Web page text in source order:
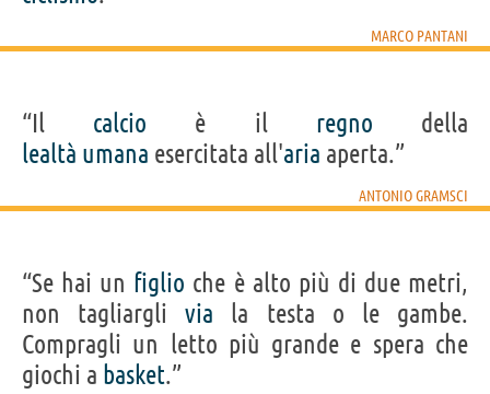
MARCO PANTANI
“Il calcio è il regno della
lealtà umana esercitata all'aria aperta.”
ANTONIO GRAMSCI
“Se hai un figlio che è alto più di due metri,
non tagliarglivia la testa o le gambe.
Compragli un letto più grande e spera che
giochi a basket.”